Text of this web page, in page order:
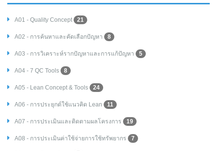
A01 - Quality Concept 21
A02 - การค้นหาและคัดเลือกปัญหา 8
A03 - การวิเคราะห์รากปัญหาและการแก้ปัญหา 5
A04 - 7 QC Tools 8
A05 - Lean Concept & Tools 24
A06 - การประยุกต์ใช้แนวคิด Lean 11
A07 - การประเมินและติดตามผลโครงการ 19
A08 - การประเมินค่าใช้จ่ายการใช้ทรัพยากร 7